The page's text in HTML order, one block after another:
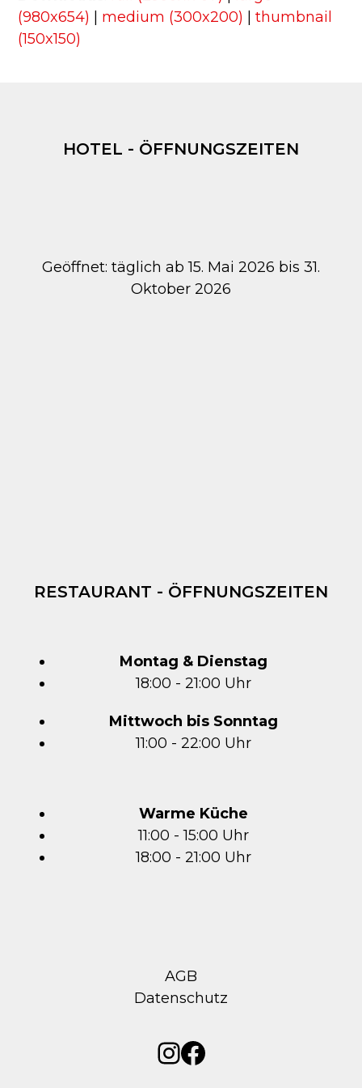
(980x654)
medium (300x200) |thumbnail
(150x150)
HOTEL - ÖFFNUNGSZEITEN
Geöffnet: täglich ab 15. Mai 2026 bis 31.
Oktober 2026
RESTAURANT - ÖFFNUNGSZEITEN
Montag & Dienstag
18:00 - 21:00 Uhr
Mittwoch bis Sonntag
11:00 - 22:00 Uhr
Warme Küche
11:00 - 15:00 Uhr
18:00 - 21:00 Uhr
AGB
Datenschutz
Instagram
Facebook